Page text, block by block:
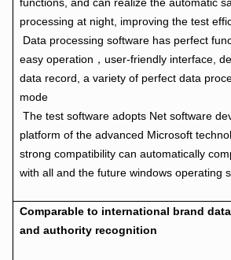
processing at night, improving the test
Data processing software has perfect
easy operation，user-friendly interface,
data record, a variety of perfect data
mode
The test software adopts Net software
platform of the advanced Microsoft
strong compatibility can automatically
with all and the future windows operating
Comparable to international brand
and authority recognition